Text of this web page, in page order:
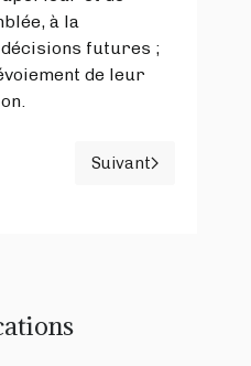
à la
futures ;
de leur
: Le plan (média) de M.
Article suivant :
Suivant